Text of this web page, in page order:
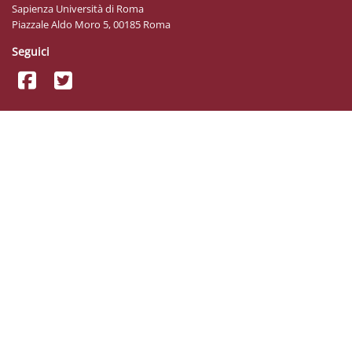
Sapienza Università di Roma
Piazzale Aldo Moro 5, 00185 Roma
Seguici